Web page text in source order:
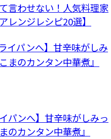
言わせない！人気料理家
レンジレシピ20選】
パンへ】甘辛味がしみっ
のカンタン中華煮』